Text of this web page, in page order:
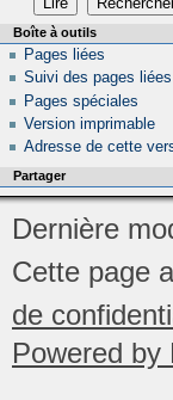
Boîte à outils
Pages liées
Suivi des pages liées
Pages spéciales
Version imprimable
Adresse de cette
Partager
Dernière
Cette page
de
Powered by